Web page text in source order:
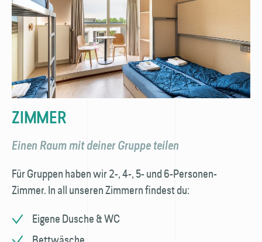
ZIMMER
Einen Raum mit deiner Gruppe teilen
Für Gruppen haben wir 2-, 4-, 5- und 6-Personen-
Zimmer. In all unseren Zimmern findest du:
Eigene Dusche & WC